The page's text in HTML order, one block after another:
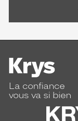
La confiance
vous va si bien